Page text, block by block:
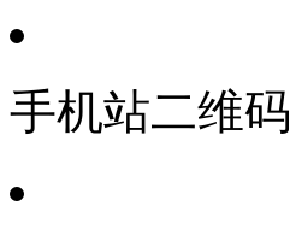
手机站二维码